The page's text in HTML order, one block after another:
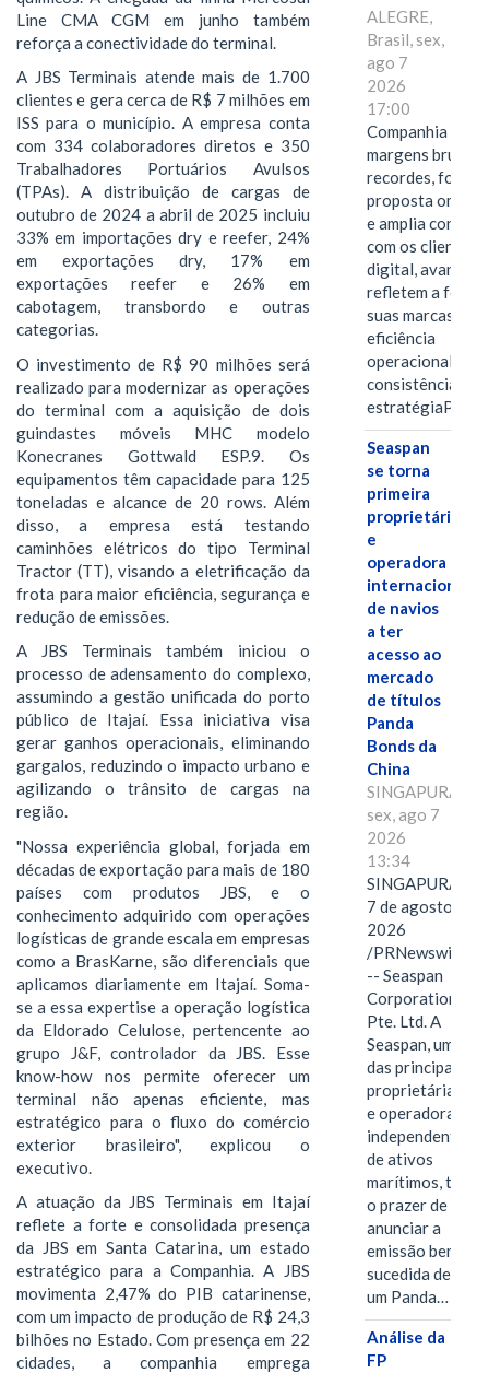
Line CMA CGM em junho também
reforça a conectividade do terminal.
A JBS Terminais atende mais de 1.700
clientes e gera cerca de R$ 7 milhões em
ISS para o município. A empresa conta
com 334 colaboradores diretos e 350
Trabalhadores Portuários Avulsos
(TPAs). A distribuição de cargas de
outubro de 2024 a abril de 2025 incluiu
33% em importações dry e reefer, 24%
em exportações dry, 17% em
exportações reefer e 26% em
cabotagem, transbordo e outras
categorias.
O investimento de R$ 90 milhões será
realizado para modernizar as operações
do terminal com a aquisição de dois
guindastes móveis MHC modelo
Konecranes Gottwald ESP.9. Os
equipamentos têm capacidade para 125
toneladas e alcance de 20 rows. Além
disso, a empresa está testando
caminhões elétricos do tipo Terminal
Tractor (TT), visando a eletrificação da
frota para maior eficiência, segurança e
redução de emissões.
A JBS Terminais também iniciou o
processo de adensamento do complexo,
assumindo a gestão unificada do porto
público de Itajaí. Essa iniciativa visa
gerar ganhos operacionais, eliminando
gargalos, reduzindo o impacto urbano e
agilizando o trânsito de cargas na
região.
"Nossa experiência global, forjada em
décadas de exportação para mais de 180
países com produtos JBS, e o
conhecimento adquirido com operações
logísticas de grande escala em empresas
como a BrasKarne, são diferenciais que
aplicamos diariamente em Itajaí. Soma-
se a essa expertise a operação logística
da Eldorado Celulose, pertencente ao
grupo J&F, controlador da JBS. Esse
know-how nos permite oferecer um
terminal não apenas eficiente, mas
estratégico para o fluxo do comércio
exterior brasileiro", explicou o
executivo.
A atuação da JBS Terminais em Itajaí
reflete a forte e consolidada presença
da JBS em Santa Catarina, um estado
estratégico para a Companhia. A JBS
movimenta 2,47% do PIB catarinense,
com um impacto de produção de R$ 24,3
bilhões no Estado. Com presença em 22
cidades, a companhia emprega
ALEGRE,
Brasil, sex,
ago 7
2026
17:00
Companhia
margens brutas
recordes,
proposta
e amplia
com os clientes
digital, avanços
refletem a força
suas marcas, a
eficiência
operacional e a
consistência de
Seaspan
se torna
primeira
proprietária
e
operadora
internacional
de navios
a ter
acesso ao
mercado
de títulos
Panda
Bonds da
China
SINGAPURA,
sex, ago 7
2026
13:34
SINGAPURA,
7 de agosto de
2026
/PRNewswire/
-- Seaspan
Corporation
Pte. Ltd. A
Seaspan, uma
das principais
proprietárias
e operadoras
independentes
de ativos
marítimos, tem
o prazer de
anunciar a
emissão bem-
sucedida de
um Panda…
Análise da
FP